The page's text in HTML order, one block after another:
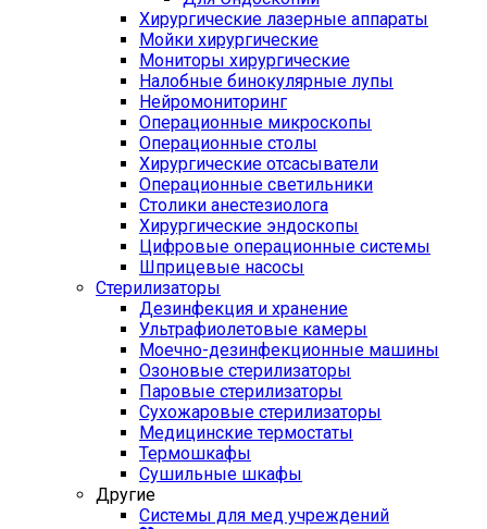
Хирургические лазерные аппараты
Мойки хирургические
Мониторы хирургические
Налобные бинокулярные лупы
Нейромониторинг
Операционные микроскопы
Операционные столы
Хирургические отсасыватели
Операционные светильники
Столики анестезиолога
Хирургические эндоскопы
Цифровые операционные системы
Шприцевые насосы
Стерилизаторы
Дезинфекция и хранение
Ультрафиолетовые камеры
Моечно-дезинфекционные машины
Озоновые стерилизаторы
Паровые стерилизаторы
Сухожаровые стерилизаторы
Медицинские термостаты
Термошкафы
Сушильные шкафы
Другие
Системы для мед учреждений